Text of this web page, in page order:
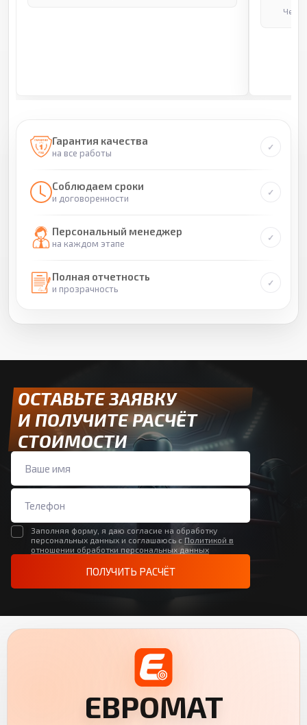
Гарантия качества
на все работы
Соблюдаем сроки
и договоренности
Персональный менеджер
на каждом этапе
Полная отчетность
и прозрачность
ОСТАВЬТЕ ЗАЯВКУ
И ПОЛУЧИТЕ РАСЧЁТ
СТОИМОСТИ
Заполняя форму, я даю согласие на обработку
персональных данных и соглашаюсь с Политикой в
отношении обработки персональных данных
ПОЛУЧИТЬ РАСЧЁТ
ЕВРОМАТ